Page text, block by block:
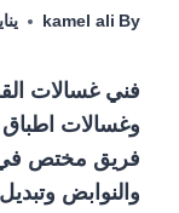
By
kamel ali يناير
فني غسالات
وغسالات
فريق مختص في
والنوابض وتبديل